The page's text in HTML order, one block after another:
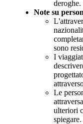
deroghe.
Note su
sono
I
Le
ulteriori
spiegare.